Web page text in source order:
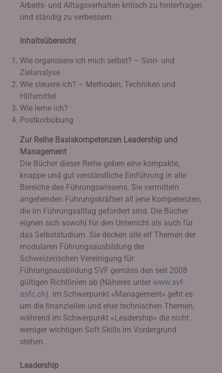
Arbeits- und Alltagsverhalten kritisch zu hinterfragen
und ständig zu verbessern.
Inhaltsübersicht
Wie organisiere ich mich selbst? – Sinn- und
Zielanalyse
Wie steuere ich? – Methoden, Techniken und
Hilfsmittel
Wie lerne ich?
Postkorbübung
Zur Reihe Basiskompetenzen Leadership und
Management
Die Bücher dieser Reihe geben eine kompakte,
knappe und gut verständliche Einführung in alle
Bereiche des Führungswissens. Sie vermitteln
angehenden Führungskräften all jene Kompetenzen,
die im Führungsalltag gefordert sind. Die Bücher
eignen sich sowohl für den Unterricht als auch für
das Selbststudium. Sie decken alle elf Themen der
modularen Führungsausbildung der
Schweizerischen Vereinigung für
Führungsausbildung SVF gemäss den seit 2008
gültigen Richtlinien ab (Näheres unter www.svf-
asfc.ch). Im Schwerpunkt «Management» geht es
um die finanziellen und eher technischen Themen,
während im Schwerpunkt «Leadership» die nicht
weniger wichtigen Soft Skills im Vordergrund
stehen.
Leadership